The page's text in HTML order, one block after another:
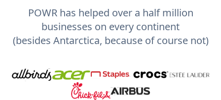
POWR has helped over a half million
businesses on every continent
(besides Antarctica, because of course not)